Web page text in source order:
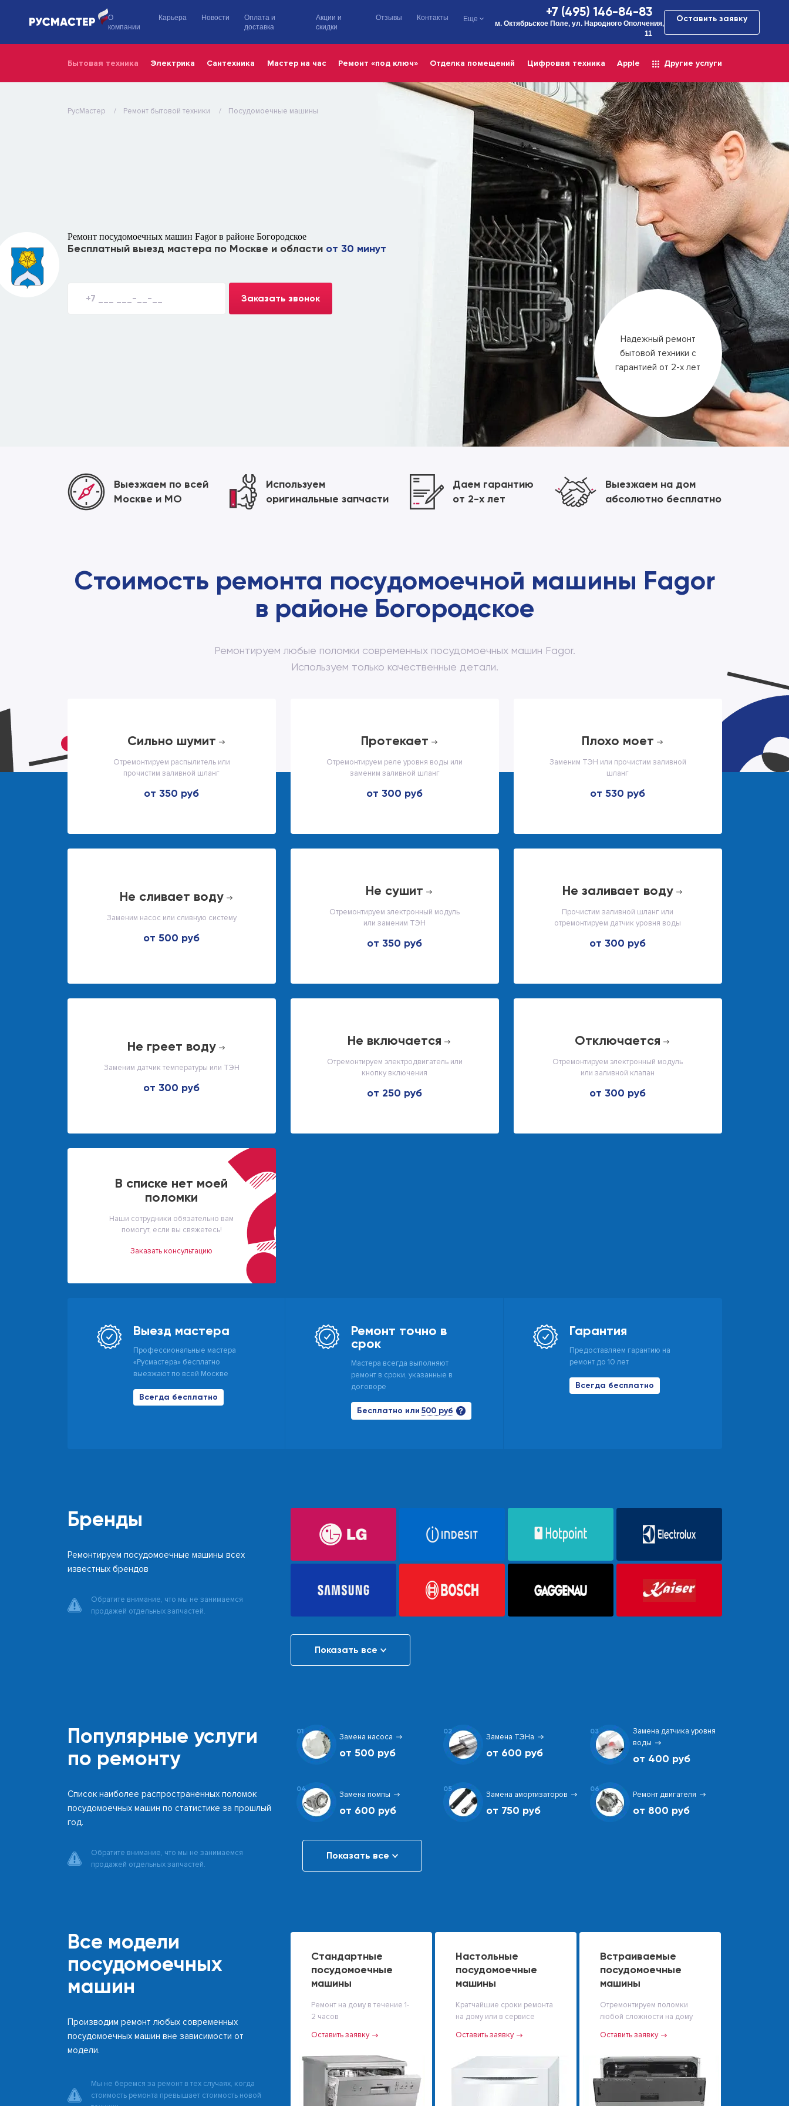
О
компании
Карьера Новости
Оплата и
доставка
Акции и
скидки
Отзывы Контакты Еще +7 (495) 146-84-83
м. Октябрьское Поле, ул. Народного Ополчения,
11
Оставить заявку
Бытовая техника Электрика Сантехника Мастер на час Ремонт «под ключ» Отделка помещений Цифровая техника Apple Другие услуги
РусМастер Ремонт бытовой техники Посудомоечные машины
Ремонт посудомоечных машин Fagor в районе Богородское
Бесплатный выезд мастера по Москве и области от 30 минут
Заказать звонок
Надежный ремонт
бытовой техники с
гарантией от 2-х лет
Выезжаем по всей
Москве и МО
Используем
оригинальные запчасти
Даем гарантию
от 2-х лет
Выезжаем на дом
абсолютно бесплатно
Стоимость ремонта посудомоечной машины Fagor
в районе Богородское
Ремонтируем любые поломки современных посудомоечных машин Fagor.
Используем только качественные детали.
cильно шумит
Отремонтируем распылитель или
прочистим заливной шланг
от 350 руб
протекает
Отремонтируем реле уровня воды или
заменим заливной шланг
от 300 руб
плохо моет
Заменим ТЭН или прочистим заливной
шланг
от 530 руб
не сливает воду
Заменим насос или сливную систему
от 500 руб
не сушит
Отремонтируем электронный модуль
или заменим ТЭН
от 350 руб
не заливает воду
Прочистим заливной шланг или
отремонтируем датчик уровня воды
от 300 руб
не греет воду
Заменим датчик температуры или ТЭН
от 300 руб
не включается
Отремонтируем электродвигатель или
кнопку включения
от 250 руб
отключается
Отремонтируем электронный модуль
или заливной клапан
от 300 руб
В списке нет моей
поломки
Наши сотрудники обязательно вам
помогут, если вы свяжетесь!
Заказать консультацию
Выезд мастера
Профессиональные мастера
«Русмастера» бесплатно
выезжают по всей Москве
Всегда бесплатно
Ремонт точно в
срок
Мастера всегда выполняют
ремонт в сроки, указанные в
договоре
Бесплатно или 500 руб
Гарантия
Предоставляем гарантию на
ремонт до 10 лет
Всегда бесплатно
Бренды
Ремонтируем посудомоечные машины всех
известных брендов
Обратите внимание, что мы не занимаемся
продажей отдельных запчастей.
Показать все
Популярные услуги
по ремонту
Список наиболее распространенных поломок
посудомоечных машин по статистике за прошлый
год.
Обратите внимание, что мы не занимаемся
продажей отдельных запчастей.
01
Замена насоса
от 500 руб
02
Замена ТЭНа
от 600 руб
03
Замена датчика уровня
воды
от 400 руб
04
Замена помпы
от 600 руб
05
Замена амортизаторов
от 750 руб
06
Ремонт двигателя
от 800 руб
Показать все
Все модели
посудомоечных
машин
Производим ремонт любых современных
посудомоечных машин вне зависимости от
модели.
Мы не беремся за ремонт в тех случаях, когда
стоимость ремонта превышает стоимость новой
Стандартные
посудомоечные
машины
Ремонт на дому в течение 1-
2 часов
Оставить заявку
Настольные
посудомоечные
машины
Кратчайшие сроки ремонта
на дому или в сервисе
Оставить заявку
Встраиваемые
посудомоечные
машины
Отремонтируем поломки
любой сложности на дому
Оставить заявку